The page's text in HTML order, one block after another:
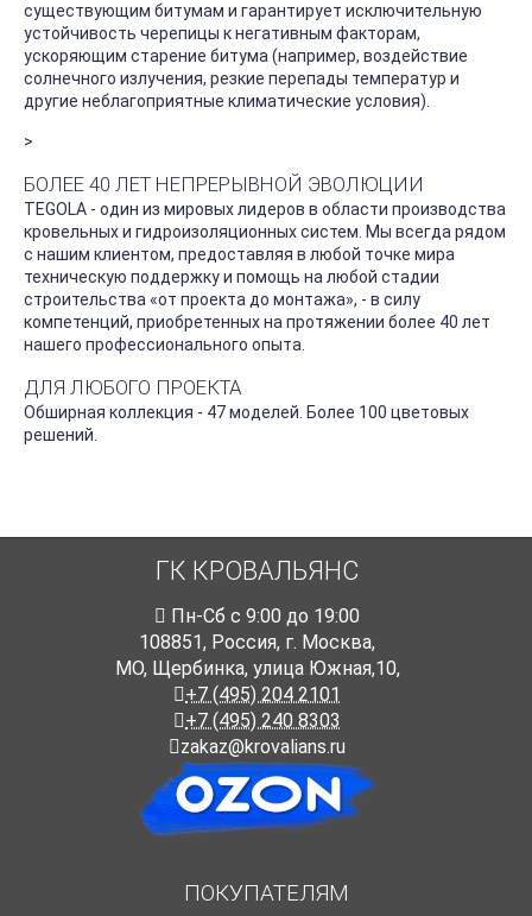
существующим битумам и гарантирует исключительную
устойчивость черепицы к негативным факторам,
ускоряющим старение битума (например, воздействие
солнечного излучения, резкие перепады температур и
другие неблагоприятные климатические условия).
>
БОЛЕЕ 40 ЛЕТ НЕПРЕРЫВНОЙ ЭВОЛЮЦИИ
TEGOLA - один из мировых лидеров в области производства
кровельных и гидроизоляционных систем. Мы всегда рядом
с нашим клиентом, предоставляя в любой точке мира
техническую поддержку и помощь на любой стадии
строительства «от проекта до монтажа», - в силу
компетенций, приобретенных на протяжении более 40 лет
нашего профессионального опыта.
ДЛЯ ЛЮБОГО ПРОЕКТА
Обширная коллекция - 47 моделей. Более 100 цветовых
решений.
ГК КРОВАЛЬЯНС
Пн-Cб с 9:00 до 19:00
108851, Россия, г. Москва,
МО, Щербинка, улица Южная,10,
+7 (495) 204 2101
+7 (495) 240 8303
zakaz@krovalians.ru
ПОКУПАТЕЛЯМ